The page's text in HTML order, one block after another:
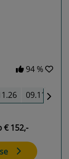
94 %
09.11.26
€ 152,-